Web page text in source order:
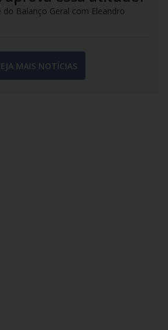
do Balanço Geral com Eleandro
MAIS NOTÍCIAS